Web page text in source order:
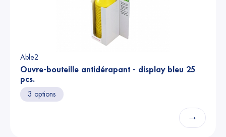
Able2
Ouvre-bouteille antidérapant - display bleu 25
pcs.
3 options
→